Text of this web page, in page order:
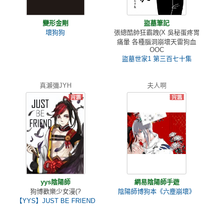
變形金剛
壞狗狗
盜墓筆記
張總酷帥狂霸跩(X 吳秘蛋疼胃
痛暈 各種腦洞崩壞天雷狗血
OOC
盜墓世家1 第三百七十集
真瀨彌JYH
yys陰陽師
狗博歡樂少女漫(?
【YYS】JUST BE FRIEND
夫人啊
網易陰陽師手遊
陰陽師博狗本《六塵崩壞》